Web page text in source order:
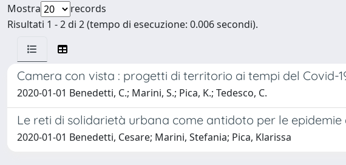
Mostra
records
Risultati 1 - 2 di 2 (tempo di esecuzione: 0.006 secondi).
Camera con vista : progetti di territorio ai tempi del Covid-
2020-01-01 Benedetti, C.; Marini, S.; Pica, K.; Tedesco, C.
Le reti di solidarietà urbana come antidoto per le
2020-01-01 Benedetti, Cesare; Marini, Stefania; Pica, Klarissa